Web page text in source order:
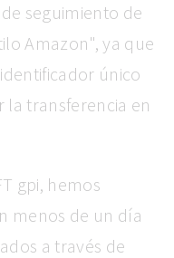
seguimiento de
Amazon", ya que
único
transferencia en
gpi, hemos
menos de un día
a través de